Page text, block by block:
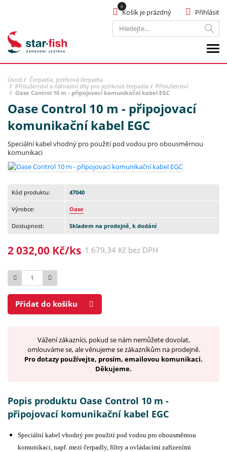
Hledat
Přihlásit
Košík je prázdný
Úvod
Čerpadla, jezírková čerpadla
Příslušenství a náhradní díly pro jezírkové čerpadla
Příslušenství
Oase Control 10 m - připojovací komunikační kabel EGC
Oase Control 10 m - připojovací
komunikační kabel EGC
Speciální kabel vhodný pro použití pod vodou pro obousměrnou
komunikaci
Kód produktu: 47040
Výrobce: Oase
Dostupnost: Skladem na prodejně, k dodání
2 032,00 Kč/ks 1 679,34 Kč bez DPH
Počet
Přidat do košíku
Vážení zákazníci, pokud se nám nemůžete dovolat,
omlouváme se, ale věnujeme se zákazníkům na prodejně.
Pro dotazy používejte, prosím, emailovou komunikaci.
Děkujeme.
Popis produktu Oase Control 10 m -
připojovací komunikační kabel EGC
Speciální kabel vhodný pro použití pod vodou pro obousměrnou
komunikaci, např. mezi čerpadly, filtry a ovládacími zařízeními